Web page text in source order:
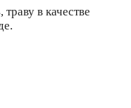
в качестве